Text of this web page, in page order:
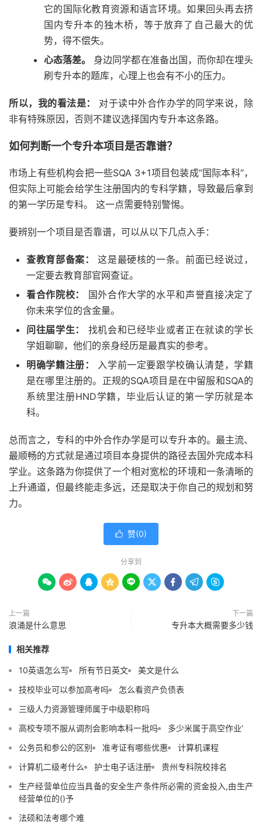
它的国际化教育资源和语言环境。如果回头再去挤
国内专升本的独木桥，等于放弃了自己最大的优
势，得不偿失。
心态落差。
身边同学都在准备出国，而你却在埋头
刷专升本的题库，心理上也会有不小的压力。
所以，我的看法是：
对于读中外合作办学的同学来说，除
非有特殊原因，否则不建议选择国内专升本这条路。
如何判断一个专升本项目是否靠谱？
市场上有些机构会把一些SQA 3+1项目包装成“国际本科”，
但实际上可能会给学生注册国内的专科学籍，导致最后拿到
的第一学历是专科。 这一点需要特别警惕。
要辨别一个项目是否靠谱，可以从以下几点入手：
查教育部备案：
这是最硬核的一条。前面已经说过，
一定要去教育部官网查证。
看合作院校：
国外合作大学的水平和声誉直接决定了
你未来学位的含金量。
问往届学生：
找机会和已经毕业或者正在就读的学长
学姐聊聊，他们的亲身经历是最真实的参考。
明确学籍注册：
入学前一定要跟学校确认清楚，学籍
是在哪里注册的。正规的SQA项目是在中留服和SQA的
系统里注册HND学籍，毕业后认证的第一学历就是本
科。
总而言之，专科的中外合作办学是可以专升本的。最主流、
最顺畅的方式就是通过项目本身提供的路径去国外完成本科
学业。这条路为你提供了一个相对宽松的环境和一条清晰的
上升通道，但最终能走多远，还是取决于你自己的规划和努
力。
 赞(0)
分享到
        
上一篇
浪涌是什么意思
下一篇
专升本大概需要多少钱
相关推荐
10英语怎么写 所有节日英文
美文是什么
技校毕业可以参加高考吗
怎么看资产负债表
三级人力资源管理师属于中级职称吗
高校专项不服从调剂会影响本科一批吗
多少米属于高空作业‘
公务员和参公的区别
准考证有哪些优惠
计算机课程
计算机二级考什么
护士电子话注册
贵州专科院校排名
生产经营单位应当具备的安全生产条件所必需的资金投入,由生产
经营单位的()予
法硕和法考哪个难